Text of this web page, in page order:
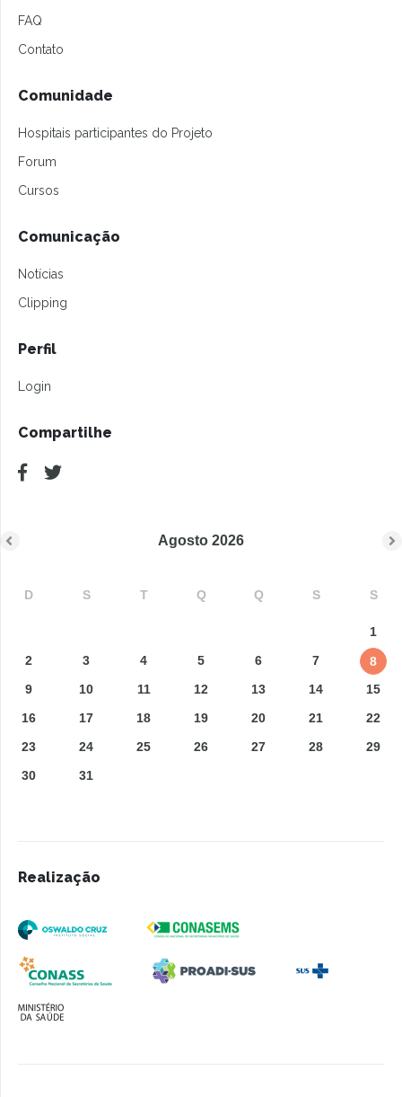
FAQ
Contato
Comunidade
Hospitais participantes do Projeto
Forum
Cursos
Comunicação
Notícias
Clipping
Perfil
Login
Compartilhe
Agosto 2026
D S T Q Q S S
1
2
3 4 5 6 7
8
9
10 11 12 13 14
15
16
17 18 19 20 21
22
23
24 25 26 27 28
29
30
31
Realização